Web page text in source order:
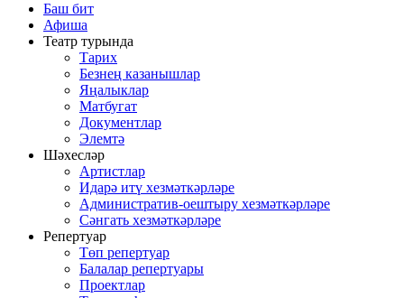
Баш бит
Афиша
Театр турында
Тарих
Безнең казанышлар
Яңалыклар
Матбугат
Документлар
Элемтә
Шәхесләр
Артистлар
Идарә итү хезмәткәрләре
Административ-оештыру хезмәткәрләре
Сәнгать хезмәткәрләре
Репертуар
Төп репертуар
Балалар репертуары
Проектлар